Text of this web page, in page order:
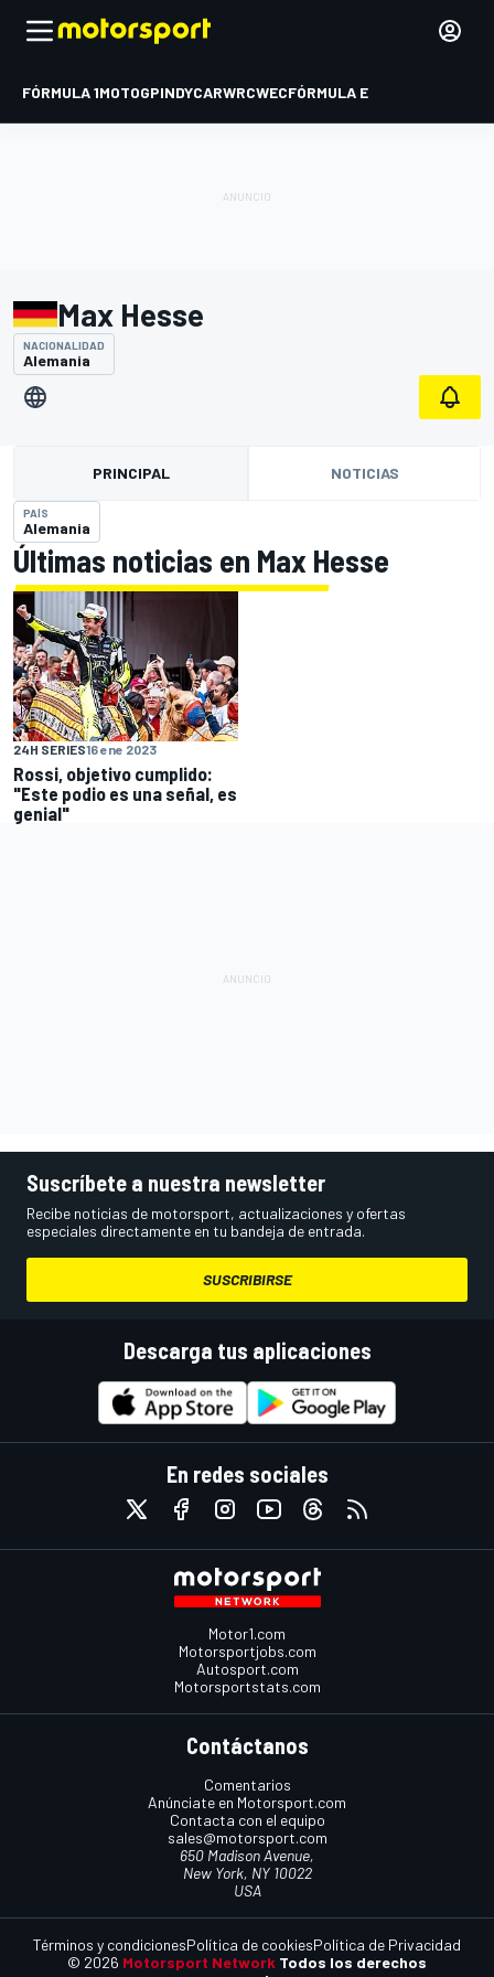
FÓRMULA 1MOTOGPINDYCARWRCWECFÓRMULA E
Max Hesse
NACIONALIDAD
Alemania
PRINCIPAL NOTICIAS
PAÍS
Alemania
Últimas noticias en Max Hesse
24H SERIES16 ene 2023
Rossi, objetivo cumplido:
"Este podio es una señal, es
genial"
Suscríbete a nuestra newsletter
Recibe noticias de motorsport, actualizaciones y ofertas
especiales directamente en tu bandeja de entrada.
SUSCRIBIRSE
Descarga tus aplicaciones
En redes sociales
Motor1.com
Motorsportjobs.com
Autosport.com
Motorsportstats.com
Contáctanos
Comentarios
Anúnciate en Motorsport.com
Contacta con el equipo
sales@motorsport.com
650 Madison Avenue,
New York, NY 10022
USA
© 2026 Motorsport Network Todos los derechos
Términos y condicionesPolítica de cookiesPolítica de Privacidad